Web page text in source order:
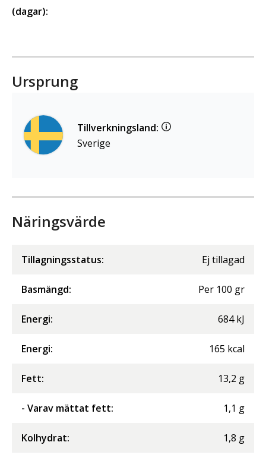
(dagar):
Ursprung
Tillverkningsland:
Sverige
Näringsvärde
Tillagningsstatus: Ej tillagad
Basmängd: Per 100 gr
Energi: 684 kJ
Energi: 165 kcal
Fett: 13,2 g
- Varav mättat fett: 1,1 g
Kolhydrat: 1,8 g